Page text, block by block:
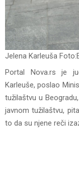
Jelena Karleuša
Portal Nova.rs je
Karleuše, poslao
tužilaštvu u
javnom tužilaštvu,
to da su njene reči